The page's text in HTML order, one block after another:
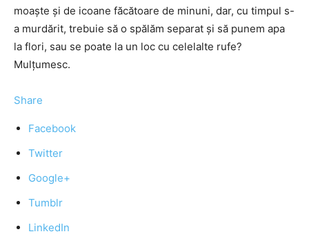
moaște și de icoane făcătoare de minuni, dar, cu timpul s-
a murdărit, trebuie să o spălăm separat și să punem apa
la flori, sau se poate la un loc cu celelalte rufe?
Mulțumesc.
Share
Facebook
Twitter
Google+
Tumblr
LinkedIn